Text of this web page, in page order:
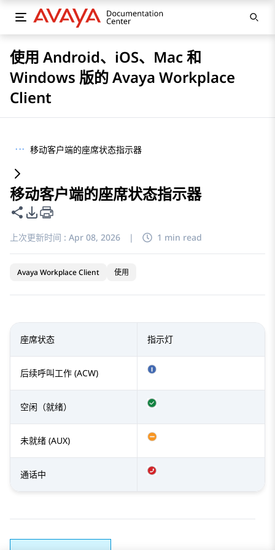
使用 Android、iOS、Mac 和
Windows 版的 Avaya Workplace
Client
··· 移动客户端的座席状态指示器
移动客户端的座席状态指示器
共享此页面
PDF 导出选项
上次更新时间 : Apr 08, 2026 | 1 min read
Avaya Workplace Client 使用
座席状态 指示灯
后续呼叫工作 (ACW)
空闲（就绪）
未就绪 (AUX)
通话中